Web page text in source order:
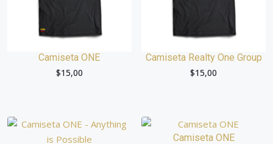
Camiseta ONE
$15,00
Camiseta Realty One Group
$15,00
Camiseta ONE